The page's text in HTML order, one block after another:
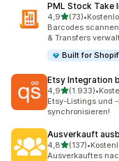
PML Stock Take
4,9von 5 Sternen
(73)
73 Rezensionen
•
Barcodes
& Transfers
Built for
Etsy Integration
4,9von 5 Sternen
(1.933)
1933 •
Etsy-Listings und
synchronisieren!
Ausverkauft
4,8von 5 Sternen
(137)
137 Rezensionen
•
Ausverkauftes